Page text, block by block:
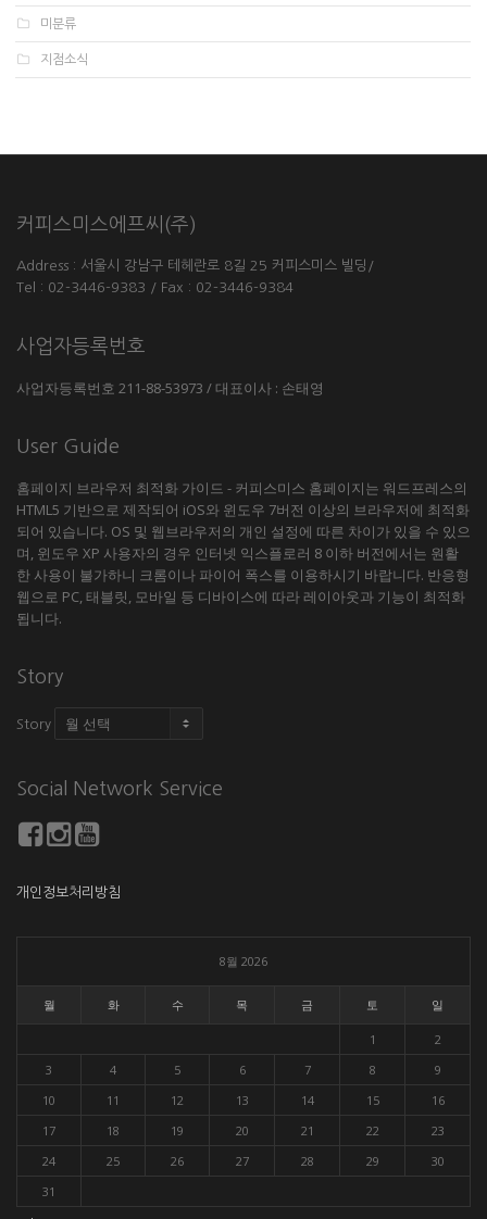
미분류
지점소식
커피스미스에프씨(주)
Address : 서울시 강남구 테헤란로 8길 25 커피스미스 빌딩/
Tel : 02-3446-9383 / Fax : 02-3446-9384
사업자등록번호
사업자등록번호 211-88-53973 / 대표이사 : 손태영
User Guide
홈페이지 브라우저 최적화 가이드 - 커피스미스 홈페이지는 워드프레스의
HTML5 기반으로 제작되어 iOS와 윈도우 7버전 이상의 브라우저에 최적화
되어 있습니다. OS 및 웹브라우저의 개인 설정에 따른 차이가 있을 수 있으
며, 윈도우 XP 사용자의 경우 인터넷 익스플로러 8 이하 버전에서는 원활
한 사용이 불가하니 크롬이나 파이어 폭스를 이용하시기 바랍니다. 반응형
웹으로 PC, 태블릿, 모바일 등 디바이스에 따라 레이아웃과 기능이 최적화
됩니다.
Story
Story
Social Network Service
개인정보처리방침
8월 2026
월 화 수 목 금 토 일
1
2
3
4 5 6 7 8
9
10
11 12 13 14 15
16
17
18 19 20 21 22
23
24
25 26 27 28 29
30
31